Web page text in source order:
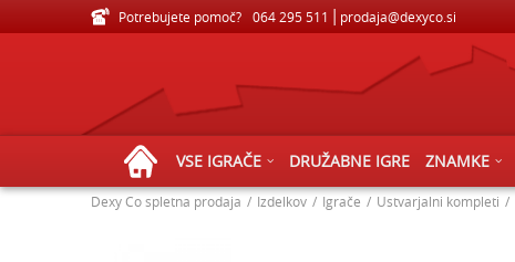
Potrebujete pomoč? 064 295 511 prodaja@dexyco.si
VELIKA IZBIRA IGRAČ ZA VSE STAROSTI
VSE IGRAČE DRUŽABNE IGRE ZNAMKE
Dexy Co spletna prodaja Izdelkov Igrače Ustvarjalni kompleti